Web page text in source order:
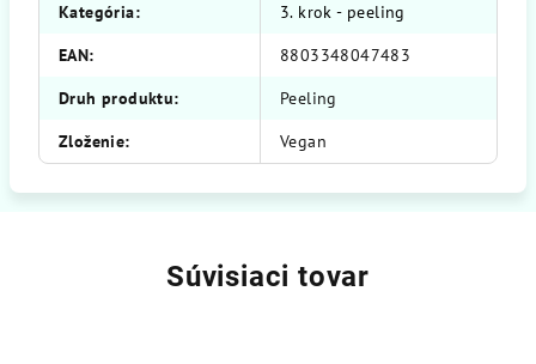
Kategória:
3. krok - peeling
EAN:
8803348047483
Druh produktu:
Peeling
Zloženie: Vegan
Súvisiaci tovar